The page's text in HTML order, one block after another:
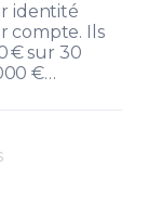
identité
compte. Ils
€ sur 30
€…